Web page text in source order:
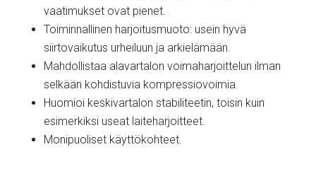
vaatimukset ovat pienet.
Toiminnallinen harjoitusmuoto: usein hyvä
siirtovaikutus urheiluun ja arkielämään.
Mahdollistaa alavartalon voimaharjoittelun ilman
selkään kohdistuvia kompressiovoimia.
Huomioi keskivartalon stabiliteetin, toisin kuin
esimerkiksi useat laiteharjoitteet.
Monipuoliset käyttökohteet.